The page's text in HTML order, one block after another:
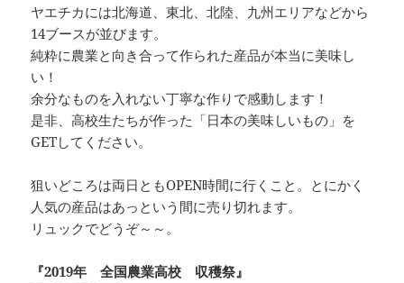
ヤエチカには北海道、東北、北陸、九州エリアなどから
14ブースが並びます。
純粋に農業と向き合って作られた産品が本当に美味し
い！
余分なものを入れない丁寧な作りで感動します！
是非、高校生たちが作った「日本の美味しいもの」を
GETしてください。
狙いどころは両日ともOPEN時間に行くこと。とにかく
人気の産品はあっという間に売り切れます。
リュックでどうぞ～～。
『2019年 全国農業高校 収穫祭』